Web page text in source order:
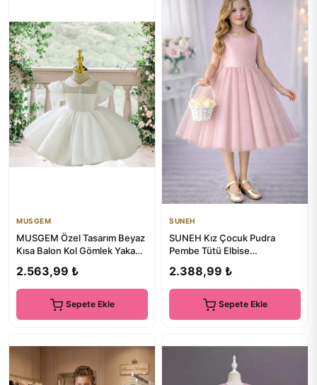
MUSGEM
MUSGEM Özel Tasarım Beyaz
Kısa Balon Kol Gömlek Yaka
2.563,99 ₺
Sepete Ekle
SUNEH
SUNEH Kız Çocuk Pudra
Pembe Tütü Elbise
Elbise
2.388,99 ₺
Sepete Ekle